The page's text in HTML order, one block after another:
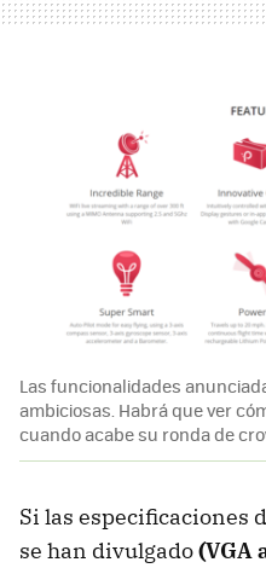
Las funcionalidades
ambiciosas. Habrá que ver
cuando acabe su ronda de
Si las especificaciones
se han divulgado(VGA